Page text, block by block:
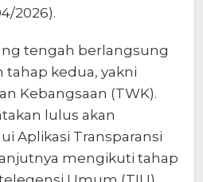
2026).
tengah berlangsung
tahap kedua, yakni
Kebangsaan (TWK).
lulus akan
Aplikasi Transparansi
mengikuti tahap